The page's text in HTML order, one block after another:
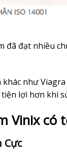
đã đạt nhiều
khác như
lợi hơn khi
Vinix có
Cực